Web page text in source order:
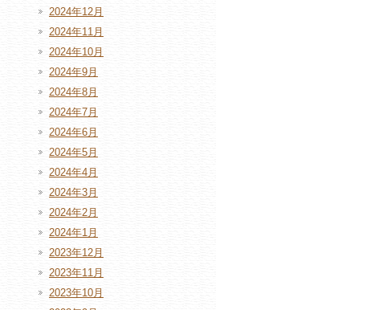
2024年12月
2024年11月
2024年10月
2024年9月
2024年8月
2024年7月
2024年6月
2024年5月
2024年4月
2024年3月
2024年2月
2024年1月
2023年12月
2023年11月
2023年10月